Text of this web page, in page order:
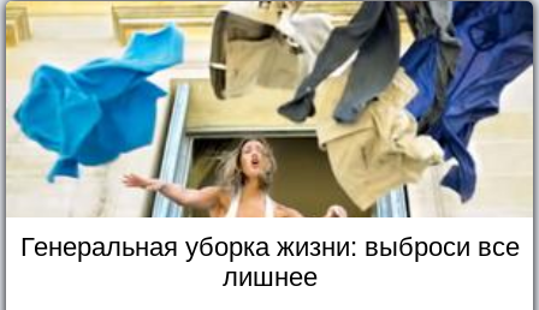
Генеральная уборка жизни: выброси все
лишнее